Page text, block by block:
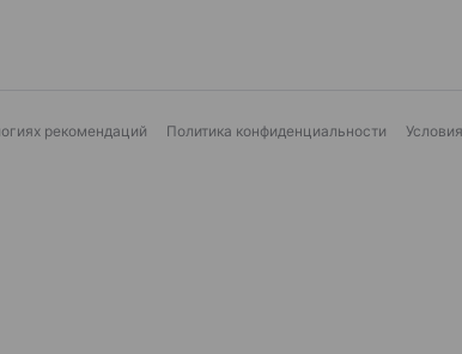
рекомендаций Политика конфиденциальности